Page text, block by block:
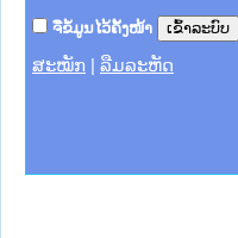
ຈື່ຂໍ້ມູນໄວ້ຄັ້ງໜ້າ
ສະໝັກ ລືມລະຫັດ
ຊາຊົນ ພາກເໜືອ
ການ
ກາງ
ກໃຕ້
ນຕຳຫຼວດປະຊາຊົນ
ສັນຕິບານປະຊາຊົນ
ກເໜືອ
ຊາຊົນ ພາກກາງ